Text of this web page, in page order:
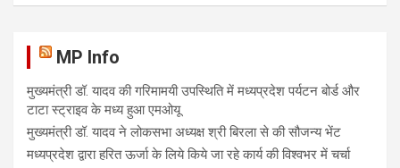
MP Info
मुख्यमंत्री डॉ. यादव की गरिमामयी उपस्थिति में मध्यप्रदेश पर्यटन बोर्ड और
टाटा स्ट्राइव के मध्य हुआ एमओयू
मुख्यमंत्री डॉ. यादव ने लोकसभा अध्यक्ष श्री बिरला से की सौजन्य भेंट
मध्यप्रदेश द्वारा हरित ऊर्जा के लिये किये जा रहे कार्य की विश्वभर में चर्चा